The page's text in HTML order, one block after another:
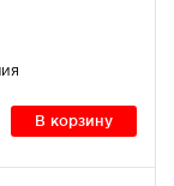
В корзину